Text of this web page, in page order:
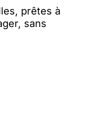
prêtes à
sans